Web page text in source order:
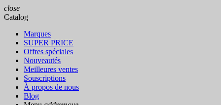
close
Catalog
Marques
SUPER PRICE
Offres spéciales
Nouveautés
Meilleures ventes
Souscriptions
À propos de nous
Blog